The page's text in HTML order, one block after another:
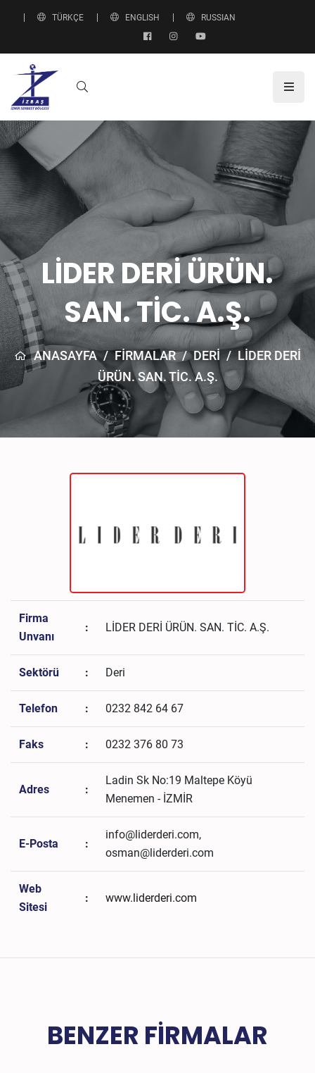
TÜRKÇE ENGLISH RUSSIAN
LİDER DERİ ÜRÜN.
SAN. TİC. A.Ş.
ANASAYFA / FİRMALAR / DERI / LİDER DERİ
ÜRÜN. SAN. TİC. A.Ş.
Firma
Unvanı
: LİDER DERİ ÜRÜN. SAN. TİC. A.Ş.
Sektörü : Deri
Telefon : 0232 842 64 67
Faks : 0232 376 80 73
Adres :
Ladin Sk No:19 Maltepe Köyü
Menemen - İZMİR
E-Posta :
info@liderderi.com,
osman@liderderi.com
Web
Sitesi
: www.liderderi.com
BENZER FIRMALAR